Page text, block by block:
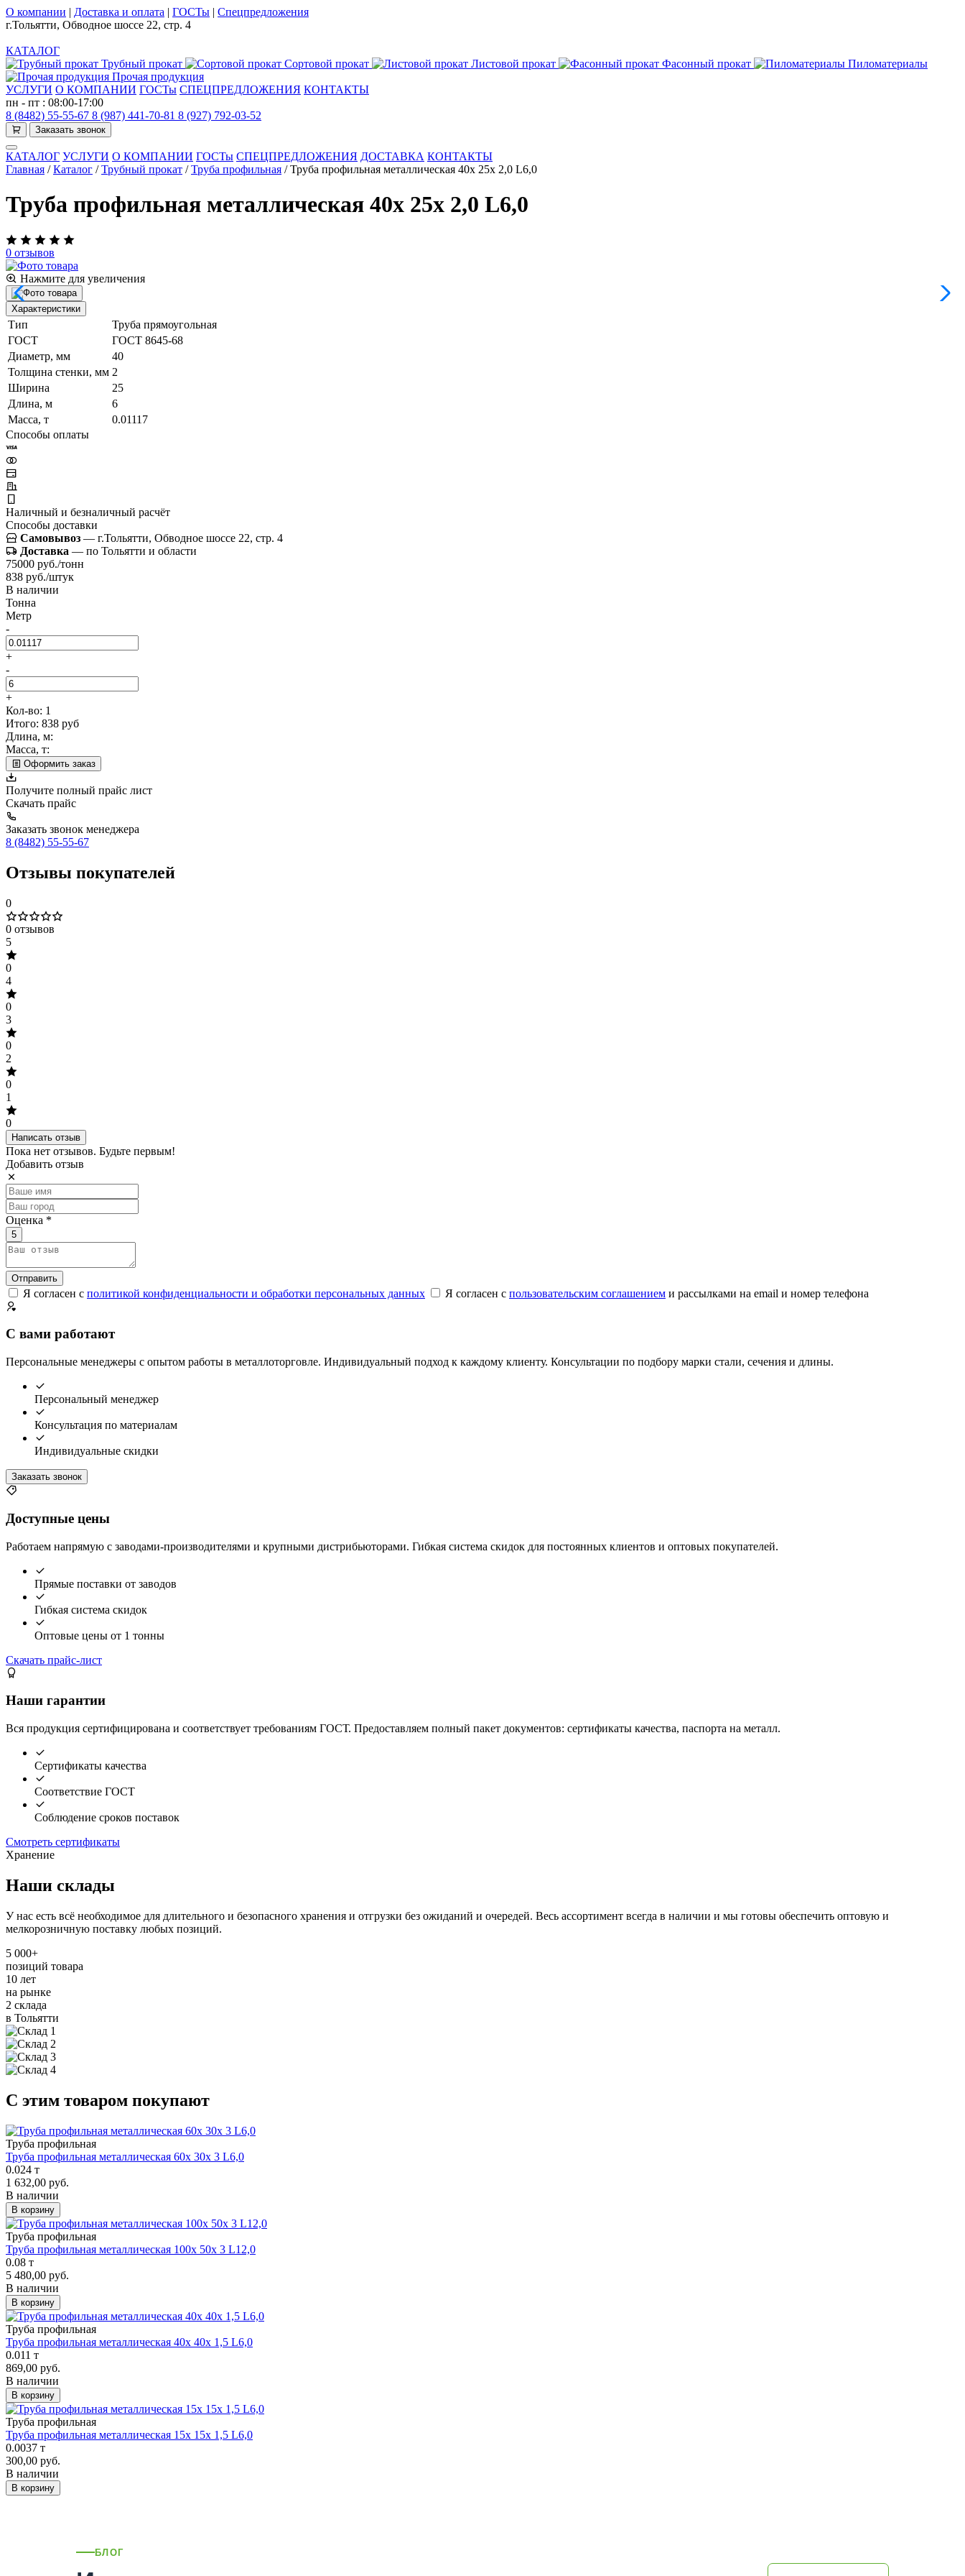
О компании | Доставка и оплата | ГОСТы | Спецпредложения
г.Тольятти, Обводное шоссе 22, стр. 4
КАТАЛОГ
Трубный прокат
Сортовой прокат Листовой прокат Фасонный прокат
Пиломатериалы
Прочая продукция
УСЛУГИ О КОМПАНИИ ГОСТы СПЕЦПРЕДЛОЖЕНИЯ КОНТАКТЫ
пн - пт : 08:00-17:00
8 (8482) 55-55-67 8 (987) 441-70-81 8 (927) 792-03-52
Заказать звонок
КАТАЛОГ УСЛУГИ О КОМПАНИИ ГОСТы СПЕЦПРЕДЛОЖЕНИЯ ДОСТАВКА КОНТАКТЫ
Главная / Каталог / Трубный прокат / Труба профильная / Труба профильная металлическая 40х 25х 2,0 L6,0
Труба профильная металлическая 40х 25х 2,0 L6,0
0 отзывов
Нажмите для увеличения
Характеристики
Тип
Труба прямоугольная
ГОСТ
ГОСТ 8645-68
Диаметр, мм
40
Толщина стенки, мм 2
Ширина
25
Длина, м
6
Масса, т
0.01117
Способы оплаты
Наличный и безналичный расчёт
Способы доставки
Самовывоз — г.Тольятти, Обводное шоссе 22, стр. 4
Доставка — по Тольятти и области
75000 руб./тонн
838 руб./штук
В наличии
Тонна
Метр
-
+
-
+
Кол-во: 1
Итого: 838 руб
Длина, м:
Масса, т:
Оформить заказ
Получите полный прайс лист
Скачать прайс
Заказать звонок менеджера
8 (8482) 55-55-67
Отзывы покупателей
0
0 отзывов
5
0
4
0
3
0
2
0
1
0
Написать отзыв
Пока нет отзывов. Будьте первым!
Добавить отзыв
Оценка *
5
Отправить
Я согласен с политикой конфиденциальности и обработки персональных данных Я согласен с пользовательским соглашением и рассылками на email и номер телефона
С вами работают
Персональные менеджеры с опытом работы в металлоторговле. Индивидуальный подход к каждому клиенту. Консультации по подбору марки стали, сечения и длины.
Персональный менеджер
Консультация по материалам
Индивидуальные скидки
Заказать звонок
Доступные цены
Работаем напрямую с заводами-производителями и крупными дистрибьюторами. Гибкая система скидок для постоянных клиентов и оптовых покупателей.
Прямые поставки от заводов
Гибкая система скидок
Оптовые цены от 1 тонны
Скачать прайс-лист
Наши гарантии
Вся продукция сертифицирована и соответствует требованиям ГОСТ. Предоставляем полный пакет документов: сертификаты качества, паспорта на металл.
Сертификаты качества
Соответствие ГОСТ
Соблюдение сроков поставок
Смотреть сертификаты
Хранение
Наши склады
У нас есть всё необходимое для длительного и безопасного хранения и отгрузки без ожиданий и очередей. Весь ассортимент всегда в наличии и мы готовы обеспечить оптовую и
мелкорозничную поставку любых позиций.
5 000+
позиций товара
10 лет
на рынке
2 склада
в Тольятти
С этим товаром покупают
Труба профильная
Труба профильная металлическая 60х 30х 3 L6,0
0.024 т
1 632,00 руб.
В наличии
В корзину
Труба профильная
Труба профильная металлическая 100х 50х 3 L12,0
0.08 т
5 480,00 руб.
В наличии
В корзину
Труба профильная
Труба профильная металлическая 40х 40х 1,5 L6,0
0.011 т
869,00 руб.
В наличии
В корзину
Труба профильная
Труба профильная металлическая 15х 15х 1,5 L6,0
0.0037 т
300,00 руб.
В наличии
В корзину
БЛОГ